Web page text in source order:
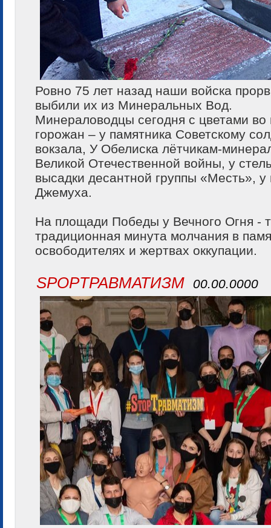
Ровно 75 лет назад наши войска
выбили их из Минеральных Вод.
Минераловодцы сегодня с цветами
горожан – у памятника Советскому
вокзала, У Обелиска лётчикам-
Великой Отечественной войны, у
высадки десантной группы «Месть», у
Джемуха.
На площади Победы у Вечного Огня -
традиционная минута молчания в
освободителях и жертвах оккупации.
SPOPТРАВМАТИЗМ 00.00.0000